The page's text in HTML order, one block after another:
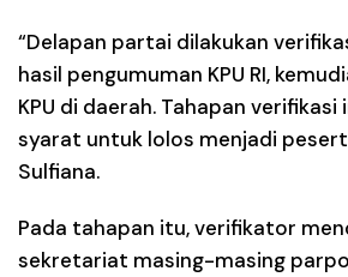
“Delapan partai dilakukan
hasil pengumuman KPU RI,
KPU di daerah. Tahapan verifikasi
syarat untuk lolos menjadi
Sulfiana.
Pada tahapan itu, verifikator
sekretariat masing-masing